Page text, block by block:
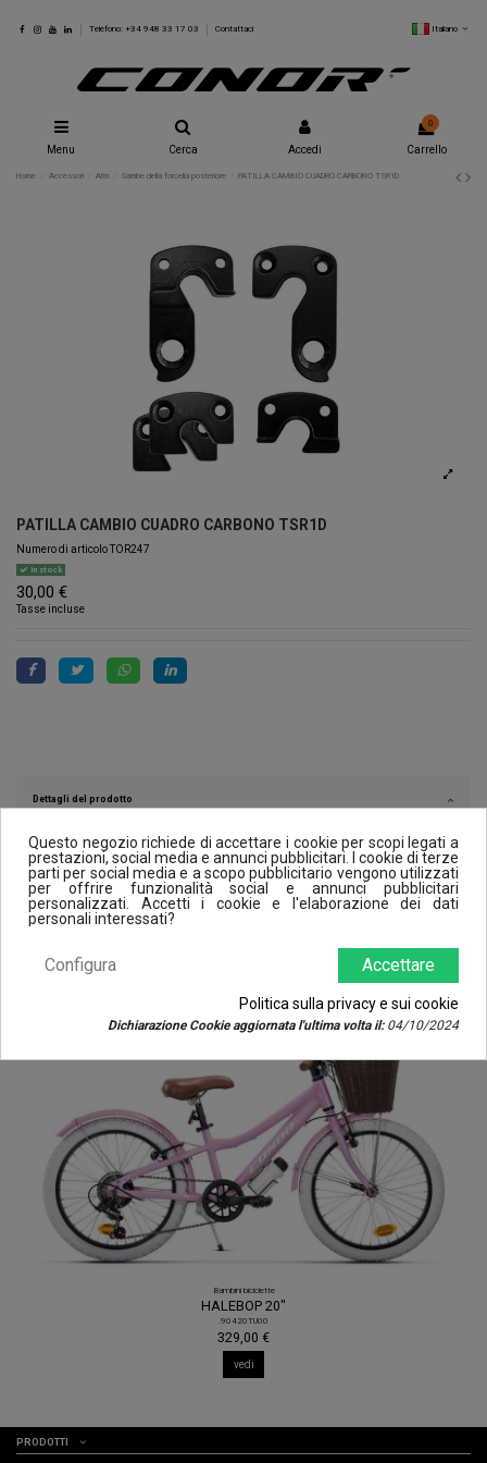
Teléfono: +34 948 33 17 03 Contattaci Italiano
Menu Cerca Accedi
0
Carrello
Home Accessori Altri Gambe della forcella posteriore PATILLA CAMBIO CUADRO CARBONO TSR1D
PATILLA CAMBIO CUADRO CARBONO TSR1D
Numero di articoloTOR247
In stock
30,00 €
Tasse incluse
Dettagli del prodotto
Reviews (0)
I clienti che hanno acquistato questo prodotto hanno comprato anche:
Bambini biciclette
HALEBOP 20"
.90420TU00
329,00 €
vedi
PRODOTTI
Questo negozio richiede di accettare i cookie per scopi legati a
prestazioni, social media e annunci pubblicitari. I cookie di terze
parti per social media e a scopo pubblicitario vengono utilizzati
per offrire funzionalità social e annunci pubblicitari
personalizzati. Accetti i cookie e l'elaborazione dei dati
personali interessati?
Accettare
Configura
Politica sulla privacy e sui cookie
Dichiarazione Cookie aggiornata l'ultima volta il:04/10/2024